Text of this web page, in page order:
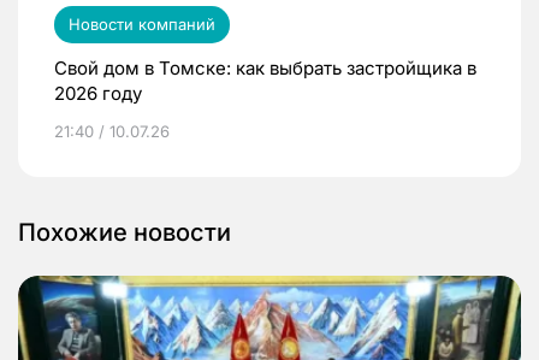
Новости компаний
Свой дом в Томске: как выбрать застройщика в
2026 году
21:40 / 10.07.26
Похожие новости